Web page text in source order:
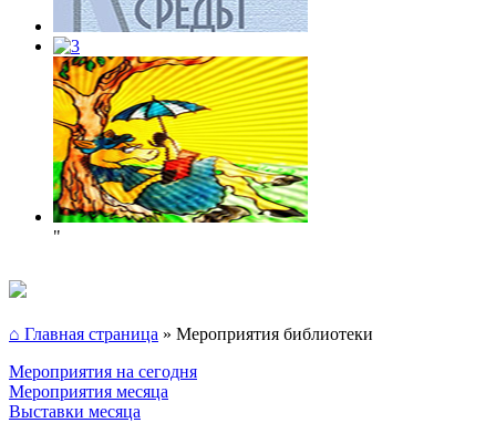
"
⌂ Главная страница » Мероприятия библиотеки
Мероприятия на сегодня
Мероприятия месяца
Выставки месяца